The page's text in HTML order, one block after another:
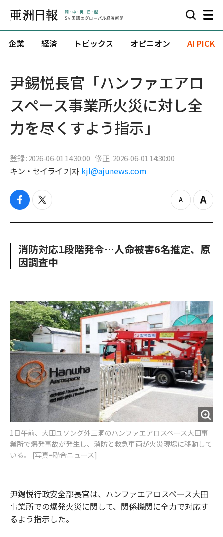
企業 経済 トピックス オピニオン AI PICK
尹錫悦長官「ハンファエアロ
スペース事業所火災に対し全
力を尽くすよう指示」
登録 : 2026-06-01 14:30:00 修正 : 2026-06-01 14:30:00
キン・セイライ 기자 kjl@ajunews.com
f
c
o
o
k
t
i
e
r
z
o
u
Z
o
n
消防対応1段階発令…人命被害6名推定、原
因調査中
1日午前、大田ユソング外三洞のハンファエアロスペース大田事
業所で爆発事故が発生し、消防と救急車両が火災現場に移動して
いる。 [写真=聯合ニュース]
尹錫悦行政安全部長官は、ハンファエアロスペース大田
事業所での爆発火災に関して、関係機関に全力で対応す
るよう指示した。